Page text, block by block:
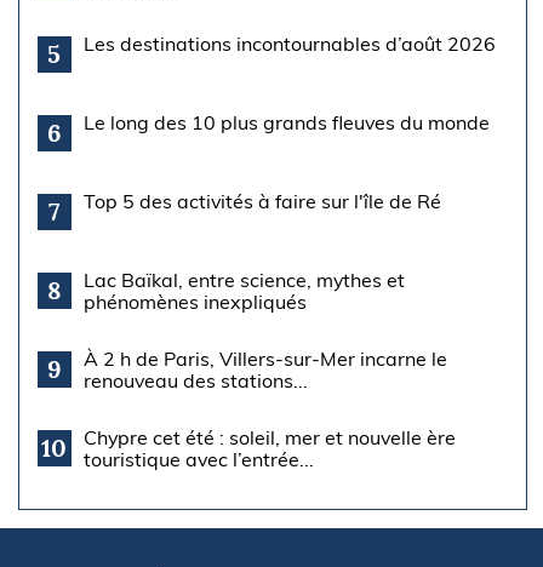
5 Les destinations incontournables d’août 2026
6 Le long des 10 plus grands fleuves du monde
7 Top 5 des activités à faire sur l'île de Ré
8
Lac Baïkal, entre science, mythes et
phénomènes inexpliqués
9
À 2 h de Paris, Villers-sur-Mer incarne le
renouveau des stations...
10
Chypre cet été : soleil, mer et nouvelle ère
touristique avec l’entrée...